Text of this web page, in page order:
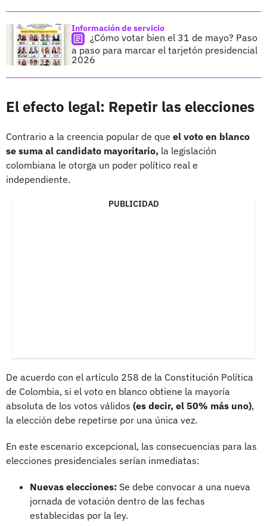
Información de servicio
¿Cómo votar bien el 31 de mayo? Paso
a paso para marcar el tarjetón presidencial
2026
El efecto legal: Repetir las elecciones
Contrario a la creencia popular de que el voto en blanco
se suma al candidato mayoritario, la legislación
colombiana le otorga un poder político real e
independiente.
PUBLICIDAD
De acuerdo con el artículo 258 de la Constitución Política
de Colombia, si el voto en blanco obtiene la mayoría
absoluta de los votos válidos (es decir, el 50% más uno),
la elección debe repetirse por una única vez.
En este escenario excepcional, las consecuencias para las
elecciones presidenciales serían inmediatas:
Nuevas elecciones: Se debe convocar a una nueva
jornada de votación dentro de las fechas
establecidas por la ley.